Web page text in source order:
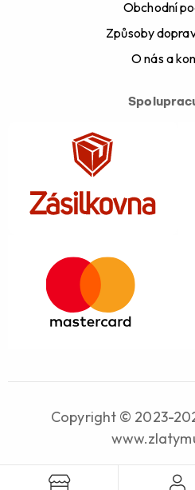
Obchodní
Způsoby
O nás a
Copyright © 2023-